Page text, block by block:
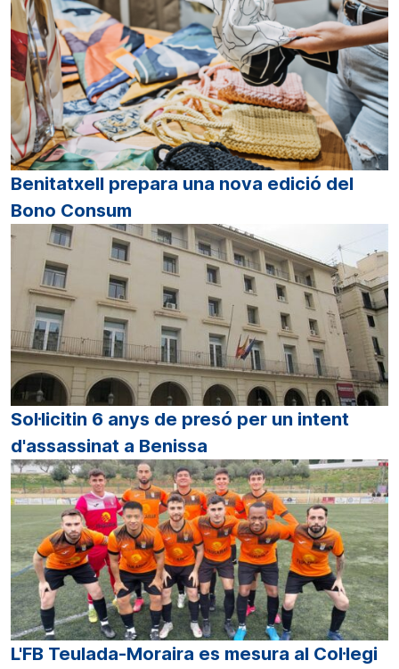
Benitatxell prepara una nova edició del
Bono Consum
Sol·licitin 6 anys de presó per un intent
d'assassinat a Benissa
L'FB Teulada-Moraira es mesura al Col·legi